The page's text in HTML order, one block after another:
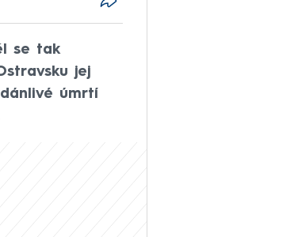
se tak
jej
úmrtí